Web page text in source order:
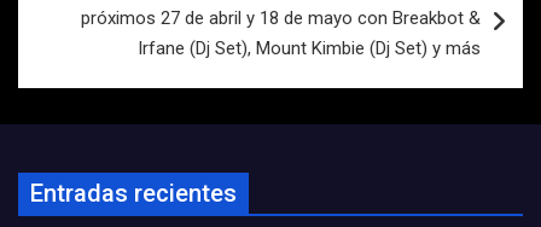
próximos 27 de abril y 18 de mayo con Breakbot &
Irfane (Dj Set), Mount Kimbie (Dj Set) y más
Entradas recientes